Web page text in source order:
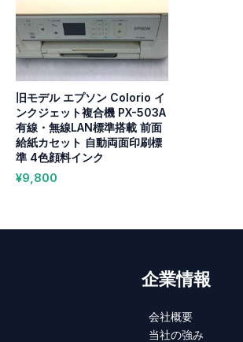
旧モデル エプソン Colorio イ
ンクジェット複合機 PX-503A
有線・無線LAN標準搭載 前面
給紙カセット 自動両面印刷標
準 4色顔料インク
¥9,800
企業情報
会社概要
当社の強み